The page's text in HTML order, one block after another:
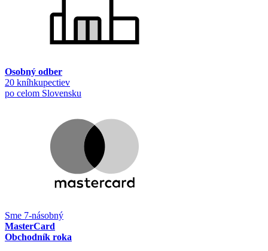
Osobný odber
20 kníhkupectiev
po celom Slovensku
Sme 7-násobný
MasterCard
Obchodník roka